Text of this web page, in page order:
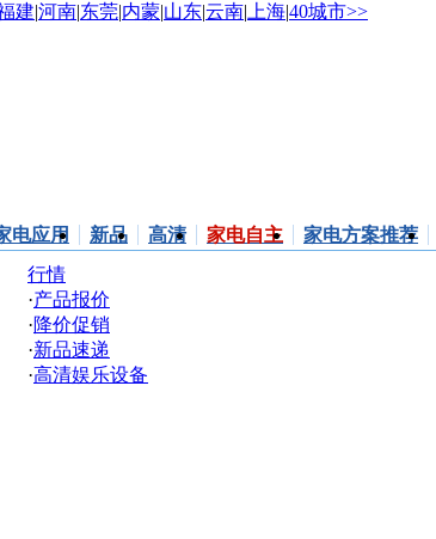
建|河南|东莞|内蒙|山东|云南| 上海|40城市>>
电应用 新品 高清 家电自主 家电方案推荐
行情
·产品报价
·降价促销
·新品速递
·高清娱乐设备